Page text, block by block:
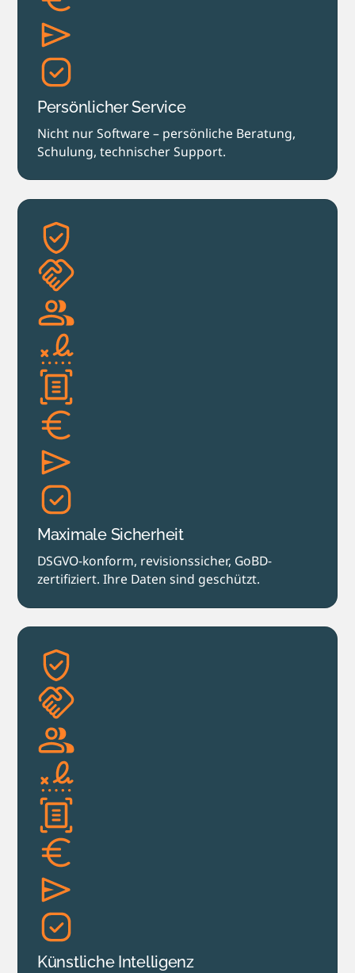
Persönlicher Service
Nicht nur Software – persönliche Beratung,
Schulung, technischer Support.
Maximale Sicherheit
DSGVO-konform, revisionssicher, GoBD-
zertifiziert. Ihre Daten sind geschützt.
Künstliche Intelligenz